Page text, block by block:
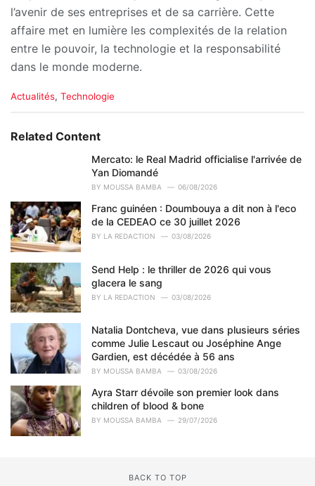
l’avenir de ses entreprises et de sa carrière. Cette
affaire met en lumière les complexités de la relation
entre le pouvoir, la technologie et la responsabilité
dans le monde moderne.
C
e
s
:
Actualités, Technologie
Related Content
Mercato: le Real Madrid officialise l'arrivée de
Yan Diomandé
BY MOUSSA BAMBA 06/08/2026
Franc guinéen : Doumbouya a dit non à l'eco
de la CEDEAO ce 30 juillet 2026
BY LA REDACTION 03/08/2026
Send Help : le thriller de 2026 qui vous
glacera le sang
BY LA REDACTION 03/08/2026
Natalia Dontcheva, vue dans plusieurs séries
comme Julie Lescaut ou Joséphine Ange
Gardien, est décédée à 56 ans
BY MOUSSA BAMBA 03/08/2026
Ayra Starr dévoile son premier look dans
children of blood & bone
BY MOUSSA BAMBA 29/07/2026
BACK TO TOP